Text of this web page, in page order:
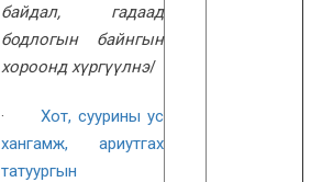
байдал, гадаад
бодлогын байнгын
хороонд хүргүүлнэ/
·Хот, суурины ус
хангамж, ариутгах
татуургын